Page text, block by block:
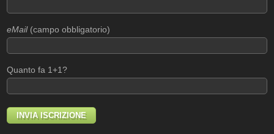
eMail(campo obbligatorio)
Quanto fa 1+1?